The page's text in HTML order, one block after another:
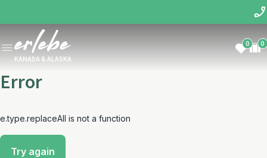
KANADA & ALASKA
0 0
Error
e.type.replaceAll is not a function
Try again